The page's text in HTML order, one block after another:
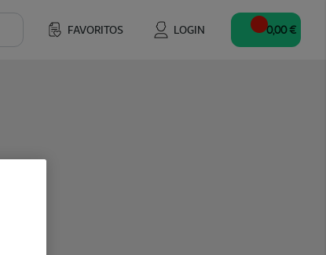
FAVORITOS LOGIN 0,00 €